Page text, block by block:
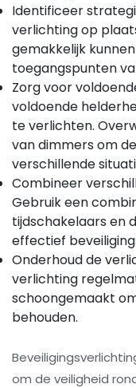
Identificeer
verlichting op
gemakkelijk
toegangspunten
Zorg voor
voldoende
te verlichten.
van dimmers om
verschillende
Combineer
Gebruik een
tijdschakelaars en
effectief
Onderhoud de
verlichting
schoongemaakt
behouden.
om de veiligheid